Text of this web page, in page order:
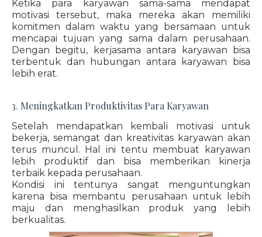
Ketika para karyawan sama-sama mendapat
motivasi tersebut, maka mereka akan memiliki
komitmen dalam waktu yang bersamaan untuk
mencapai tujuan yang sama dalam perusahaan.
Dengan begitu, kerjasama antara karyawan bisa
terbentuk dan hubungan antara karyawan bisa
lebih erat.
3. Meningkatkan Produktivitas Para Karyawan
Setelah mendapatkan kembali motivasi untuk
bekerja, semangat dan kreativitas karyawan akan
terus muncul. Hal ini tentu membuat karyawan
lebih produktif dan bisa memberikan kinerja
terbaik kepada perusahaan.
Kondisi ini tentunya sangat menguntungkan
karena bisa membantu perusahaan untuk lebih
maju dan menghasilkan produk yang lebih
berkualitas.